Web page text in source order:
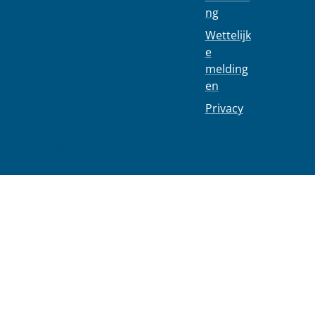
ng
Wettelijk
e
melding
en
Privacy